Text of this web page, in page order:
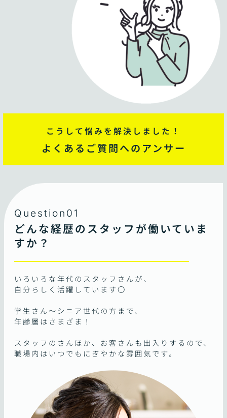
こうして悩みを解決しました！
よくあるご質問へのアンサー
Question01
どんな経歴のスタッフが働いていま
すか？
いろいろな年代のスタッフさんが、
自分らしく活躍しています〇
学生さん～シニア世代の方まで、
年齢層はさまざま！
スタッフのさんほか、お客さんも出入りするので、
職場内はいつでもにぎやかな雰囲気です。